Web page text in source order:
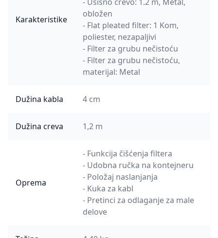
Karakteristike
obložen
- Flat pleated filter: 1 Kom,
poliester, nezapaljivi
- Filter za grubu nečistoću
- Filter za grubu nečistoću,
materijal: Metal
Dužina kabla 4 cm
Dužina creva 1,2 m
Oprema
- Funkcija čišćenja filtera
- Udobna ručka na kontejneru
- Položaj naslanjanja
- Kuka za kabl
- Pretinci za odlaganje za male
delove